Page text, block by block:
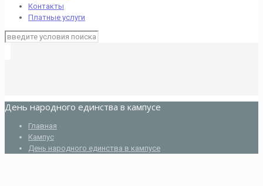
Контакты
Платные услуги
День народного единства в кампусе
Главная
Кампус
День народного единства в кампусе